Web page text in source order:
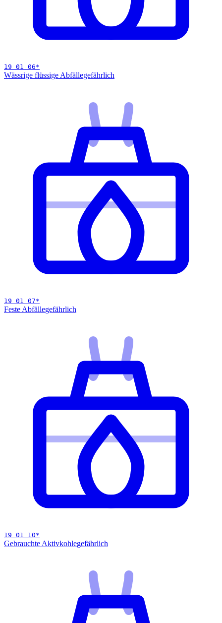
19 01 06*
Wässrige flüssige Abfällegefährlich
19 01 07*
Feste Abfällegefährlich
19 01 10*
Gebrauchte Aktivkohlegefährlich